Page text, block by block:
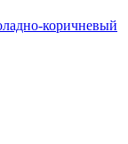
коричневый